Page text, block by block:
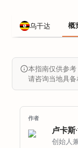
乌干达 概
本指南仅供参考
请咨询当地具备
作者
卢卡斯
创始人